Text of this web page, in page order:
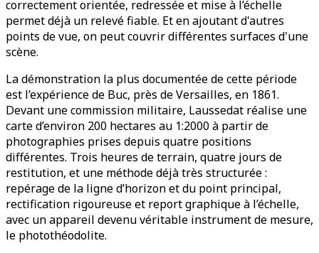
correctement orientée, redressée et mise à l’échelle
permet déjà un relevé fiable. Et en ajoutant d'autres
points de vue, on peut couvrir différentes surfaces d'une
scène.
La démonstration la plus documentée de cette période
est l’expérience de Buc, près de Versailles, en 1861.
Devant une commission militaire, Laussedat réalise une
carte d’environ 200 hectares au 1:2000 à partir de
photographies prises depuis quatre positions
différentes. Trois heures de terrain, quatre jours de
restitution, et une méthode déjà très structurée :
repérage de la ligne d’horizon et du point principal,
rectification rigoureuse et report graphique à l’échelle,
avec un appareil devenu véritable instrument de mesure,
le photothéodolite.